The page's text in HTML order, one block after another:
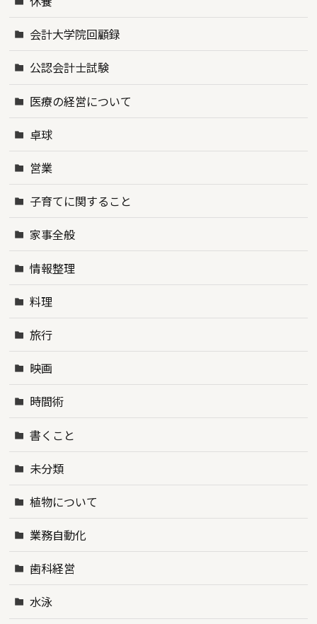
会計大学院回顧録
公認会計士試験
医療の経営について
卓球
営業
子育てに関すること
家事全般
情報整理
料理
旅行
映画
時間術
書くこと
未分類
植物について
業務自動化
歯科経営
水泳